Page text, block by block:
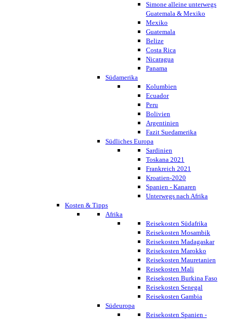
Simone alleine unterwegs
Guatemala & Mexiko
Mexiko
Guatemala
Belize
Costa Rica
Nicaragua
Panama
Südamerika
Kolumbien
Ecuador
Peru
Bolivien
Argentinien
Fazit Suedamerika
Südliches Europa
Sardinien
Toskana 2021
Frankreich 2021
Kroatien-2020
Spanien - Kanaren
Unterwegs nach Afrika
Kosten & Tipps
Afrika
Reisekosten Südafrika
Reisekosten Mosambik
Reisekosten Madagaskar
Reisekosten Marokko
Reisekosten Mauretanien
Reisekosten Mali
Reisekosten Burkina Faso
Reisekosten Senegal
Reisekosten Gambia
Südeuropa
Reisekosten Spanien -